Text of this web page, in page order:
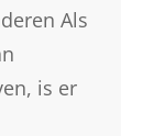
Als
is er